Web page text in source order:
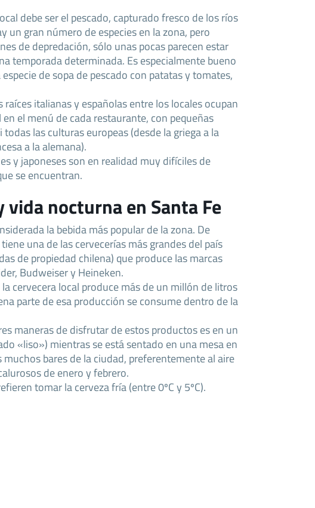
debe ser el pescado, capturado fresco de los ríos
un gran número de especies en la zona, pero
de depredación, sólo unas pocas parecen estar
temporada determinada. Es especialmente bueno
de sopa de pescado con patatas y tomates,
raíces italianas y españolas entre los locales ocupan
en el menú de cada restaurante, con pequeñas
todas las culturas europeas (desde la griega a la
a la alemana).
y japoneses son en realidad muy difíciles de
se encuentran.
vida nocturna en Santa Fe
la bebida más popular de la zona. De
una de las cervecerías más grandes del país
de propiedad chilena) que produce las marcas
Budweiser y Heineken.
cervecera local produce más de un millón de litros
parte de esa producción se consume dentro de la
maneras de disfrutar de estos productos es en un
«liso») mientras se está sentado en una mesa en
muchos bares de la ciudad, preferentemente al aire
de enero y febrero.
tomar la cerveza fría (entre 0ºC y 5ºC).